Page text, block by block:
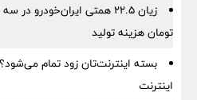
تومان هزینه تولید
بسته اینترنت‌تان زود تمام
اینترنت